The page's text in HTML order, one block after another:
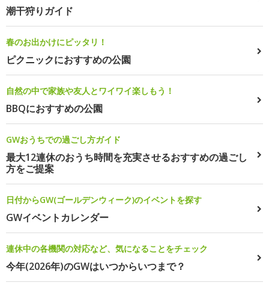
潮干狩りガイド
春のお出かけにピッタリ！
ピクニックにおすすめの公園
自然の中で家族や友人とワイワイ楽しもう！
BBQにおすすめの公園
GWおうちでの過ごし方ガイド
最大12連休のおうち時間を充実させるおすすめの過ごし
方をご提案
日付からGW(ゴールデンウィーク)のイベントを探す
GWイベントカレンダー
連休中の各機関の対応など、気になることをチェック
今年(2026年)のGWはいつからいつまで？